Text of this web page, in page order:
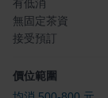
有低消
無固定茶資
接受預訂
價位範圍